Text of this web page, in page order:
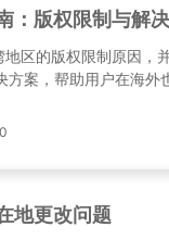
：版权限制与解
区的版权限制原因，
方案，帮助用户在海外
地更改问题